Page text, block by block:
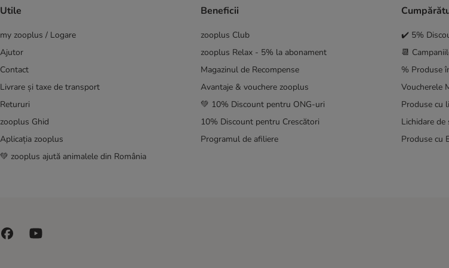
Utile
my zooplus / Logare
Ajutor
Contact
Livrare și taxe de transport
Retururi
zooplus Ghid
Aplicația zooplus
💚 zooplus ajută animalele din România
Beneficii
zooplus Club
zooplus Relax - 5% la abonament
Magazinul de Recompense
Avantaje & vouchere zooplus
💚 10% Discount pentru ONG-uri
10% Discount pentru Crescători
Programul de afiliere
✔️ 5%
📆
% Produse
Voucherele
Produse cu
Lichidare de
Produse cu